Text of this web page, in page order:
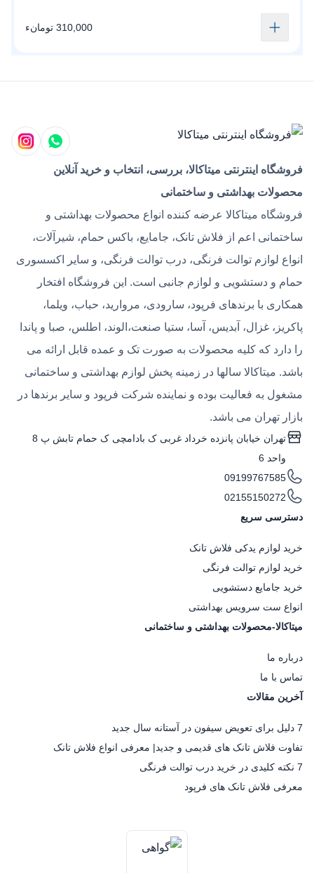
310,000 تومانء
فروشگاه اینترنتی میتاکالا، بررسی، انتخاب و خرید آنلاین
محصولات بهداشتی و ساختمانی
فروشگاه میتاکالا عرضه کننده انواع محصولات بهداشتی و
ساختمانی اعم از فلاش تانک، جامایع، باکس حمام، شیرآلات،
انواع لوازم توالت فرنگی، درب توالت فرنگی، و سایر اکسسوری
حمام و دستشویی و لوازم جانبی است. این فروشگاه افتخار
همکاری با برندهای فرپود، سارودی، مروارید، حباب، ویلما،
پاکریز، غزال، آبدیس، آسا، ستیا صنعت،الوند، اطلس، صبا و پاندا
را دارد که کلیه محصولات به صورت تک و عمده قابل ارائه می
باشد. میتاکالا سالها در زمینه پخش لوازم بهداشتی و ساختمانی
مشغول به فعالیت بوده و نماینده شرکت فرپود و سایر برندها در
بازار تهران می باشد.
تهران خیابان پانزده خرداد غربی ک بادامچی ک حمام تابش پ 8
واحد 6
09199767585
02155150272
دسترسی سریع
خرید لوازم یدکی فلاش تانک
خرید لوازم توالت فرنگی
خرید جامایع دستشویی
انواع ست سرویس بهداشتی
میتاکالا-محصولات بهداشتی و ساختمانی
درباره ما
تماس با ما
آخرین مقالات
7 دلیل برای تعویض سیفون در آستانه سال جدید
تفاوت فلاش تانک های قدیمی و جدید| معرفی انواع فلاش تانک
7 نکته کلیدی در خرید درب توالت فرنگی
معرفی فلاش تانک های فرپود